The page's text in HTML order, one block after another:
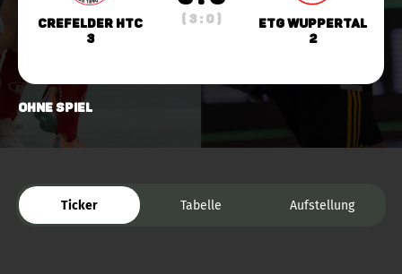
Crefelder HTC
3
( 3 : 0 )
ETG Wuppertal
2
ohne Spiel
Ticker Tabelle Aufstellung